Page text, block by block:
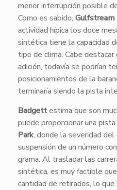
menor interrupción posible
Como es sabido, Gulfstream
actividad hípica los doce
sintética tiene la capacidad
tipo de clima. Cabe destacar
adición, todavía se podrían
posicionamientos de la
terminaría siendo la pista
Badgettestima que son
puede proporcionar una
Park, donde la severidad del
suspensión de un número
grama. Al trasladar las
sintética, es muy factible
cantidad de retirados, lo que